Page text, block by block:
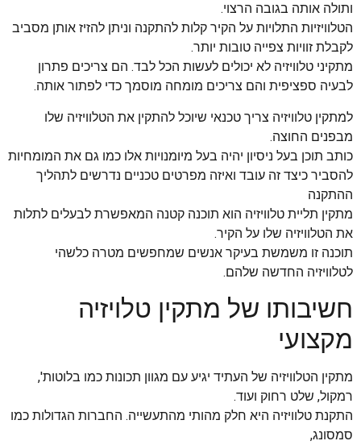
ותולה אותה בגובה הרצוי.
הטלוויזיות התלויות על הקיר קלות להתקנה וניתן להזיז אותן מסביב
לקבלת זוויות צפייה טובות יותר.
מתקיני טלוויזיה לא יכולים לעשות הכל לבד. הם צריכים פתרון
לבעיה ספציפית והם צריכים מומחה מוסמך כדי לפתור אותה.
למתקין טלוויזיה צריך טכנאי שיוכל להתקין את הטלוויזיה שלו
מבפנים החוצה.
כותב תוכן בעל ניסיון יהיה בעל מיומנויות אלו כמו גם את המומחיות
להסביר כיצד זה עובד ואיזה מפרטים טכניים נדרשים לתהליך
ההתקנה
מתקין תליית טלוויזיה הוא תוכנה קטנה המאפשרת לבעלים לתלות
את הטלוויזיה שלו על הקיר.
תוכנה זו משמשת בעיקר אנשים שמחפשים מטרה כלשהי
לטלוויזיה החדשה שלהם.
חשיבותו של מתקין טלויזיה
מקצועי
מתקין הטלוויזיה של העתיד יגיע עם מגוון תכונות כמו בלוטות',
רמקול, שלט רחוק ועוד.
התקנת טלוויזיה היא חלק מהותי מהתעשייה. החברות הגדולות כמו
סמסונג,